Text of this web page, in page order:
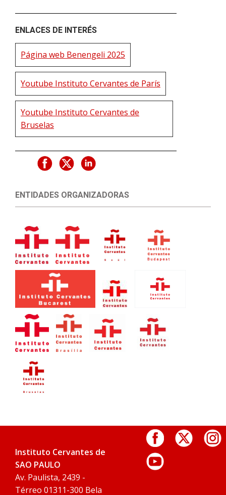
ENLACES DE INTERÉS
Página web Benengeli 2025
Youtube Instituto Cervantes de París
Youtube Instituto Cervantes de
Bruselas
ENTIDADES ORGANIZADORAS
Instituto Cervantes de
SAO PAULO
Av. Paulista, 2439 -
Térreo 01311-300 Bela